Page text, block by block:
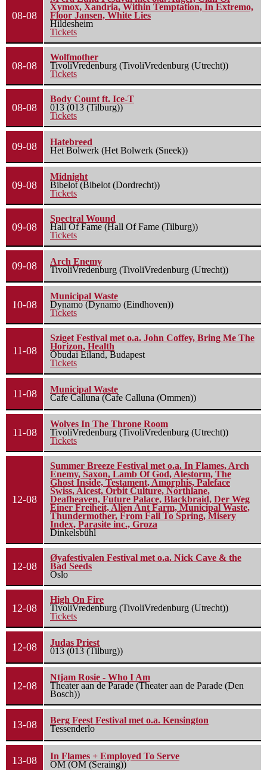
08-08
Xymox, Xandria, Within Temptation, In Extremo,
Floor Jansen, White Lies
Hildesheim
Tickets
08-08
Wolfmother
TivoliVredenburg (TivoliVredenburg (Utrecht))
Tickets
08-08
Body Count ft. Ice-T
013 (013 (Tilburg))
Tickets
09-08
Hatebreed
Het Bolwerk (Het Bolwerk (Sneek))
09-08
Midnight
Bibelot (Bibelot (Dordrecht))
Tickets
09-08
Spectral Wound
Hall Of Fame (Hall Of Fame (Tilburg))
Tickets
09-08
Arch Enemy
TivoliVredenburg (TivoliVredenburg (Utrecht))
10-08
Municipal Waste
Dynamo (Dynamo (Eindhoven))
Tickets
11-08
Sziget Festival met o.a. John Coffey, Bring Me The
Horizon, Health
Óbudai Eiland, Budapest
Tickets
11-08
Municipal Waste
Cafe Calluna (Cafe Calluna (Ommen))
11-08
Wolves In The Throne Room
TivoliVredenburg (TivoliVredenburg (Utrecht))
Tickets
12-08
Summer Breeze Festival met o.a. In Flames, Arch
Enemy, Saxon, Lamb Of God, Alestorm, The
Ghost Inside, Testament, Amorphis, Paleface
Swiss, Alcest, Orbit Culture, Northlane,
Deafheaven, Future Palace, Blackbraid, Der Weg
Einer Freiheit, Alien Ant Farm, Municipal Waste,
Thundermother, From Fall To Spring, Misery
Index, Parasite inc., Groza
Dinkelsbühl
12-08
Øyafestivalen Festival met o.a. Nick Cave & the
Bad Seeds
Oslo
12-08
High On Fire
TivoliVredenburg (TivoliVredenburg (Utrecht))
Tickets
12-08
Judas Priest
013 (013 (Tilburg))
12-08
Ntjam Rosie - Who I Am
Theater aan de Parade (Theater aan de Parade (Den
Bosch))
13-08
Berg Feest Festival met o.a. Kensington
Tessenderlo
13-08
In Flames + Employed To Serve
OM (OM (Seraing))